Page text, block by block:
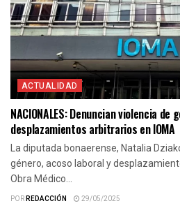
ACTUALIDAD
NACIONALES: Denuncian violencia de
desplazamientos arbitrarios en IOMA
La diputada bonaerense, Natalia
género, acoso laboral y
Obra Médico...
PORREDACCIÓN 29/05/2025